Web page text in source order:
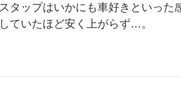
スタップはいかにも車好きといっ
していたほど安く上がらず…。